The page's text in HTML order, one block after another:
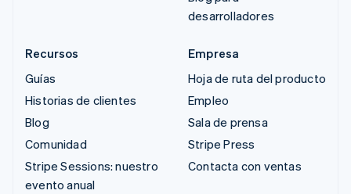
desarrolladores
Recursos
Guías
Historias de clientes
Blog
Comunidad
Stripe Sessions: nuestro
evento anual
Empresa
Hoja de ruta del producto
Empleo
Sala de prensa
Stripe Press
Contacta con ventas